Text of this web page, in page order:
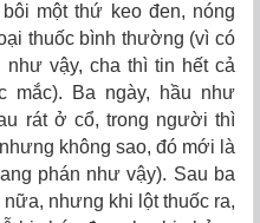
một thứ keo đen, nóng
thuốc bình thường (vì có
như vậy, cha thì tin hết cả
mắc). Ba ngày, hầu như
rát ở cổ, trong người thì
không sao, đó mới là
phán như vậy). Sau ba
nhưng khi lột thuốc ra,